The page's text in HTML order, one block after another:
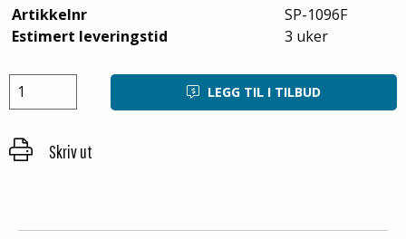
Artikkelnr
SP-1096F
Estimert leveringstid
3 uker
LEGG TIL I TILBUD
Skriv ut